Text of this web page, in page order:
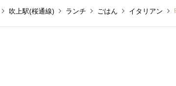
吹上駅(桜通線) ランチ ごはん イタリアン